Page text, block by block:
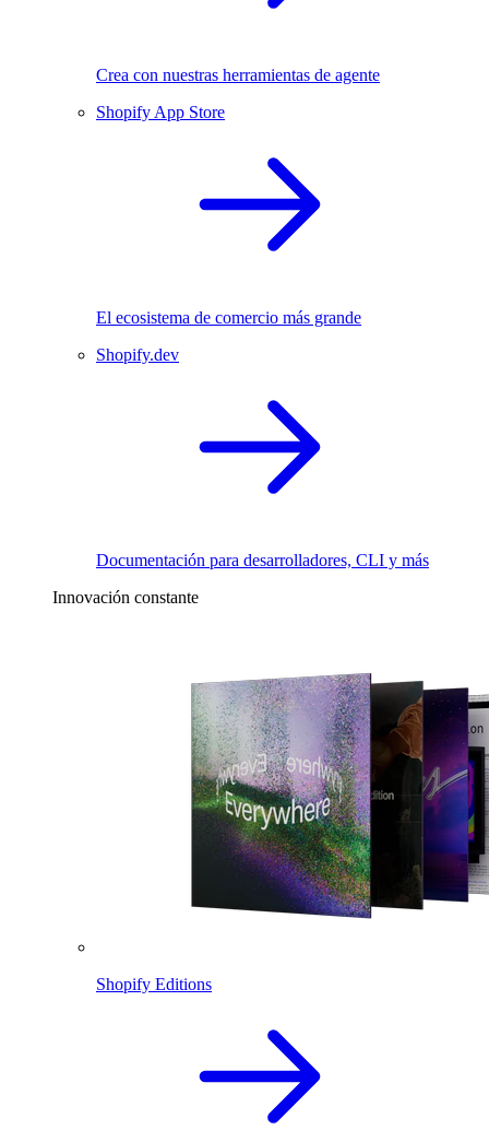
Crea con nuestras herramientas de agente
Shopify App Store
El ecosistema de comercio más grande
Shopify.dev
Documentación para desarrolladores, CLI y más
Innovación constante
Shopify Editions